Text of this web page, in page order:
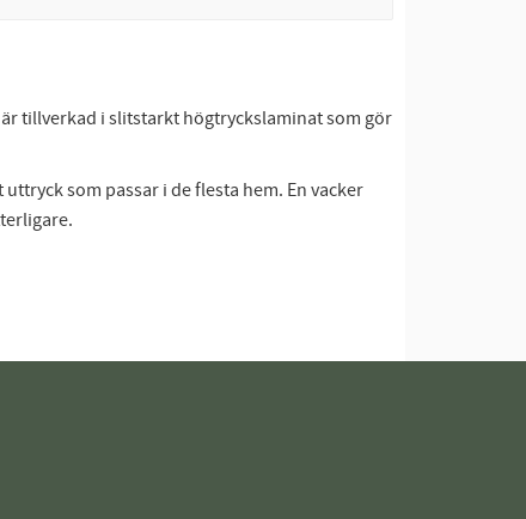
tillverkad i slitstarkt högtryckslaminat som gör
som passar i de flesta hem. En vacker